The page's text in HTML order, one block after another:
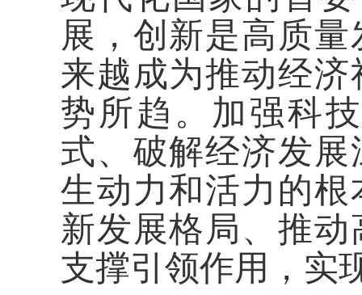
展，创新是高质
来越成为推动经
势所趋。加强科
式、破解经济发
生动力和活力的
新发展格局、推
支撑引领作用，实